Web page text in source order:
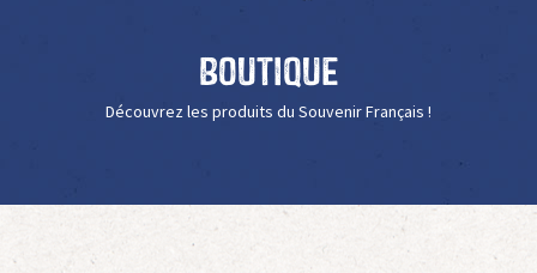
Boutique
Découvrez les produits du Souvenir Français !